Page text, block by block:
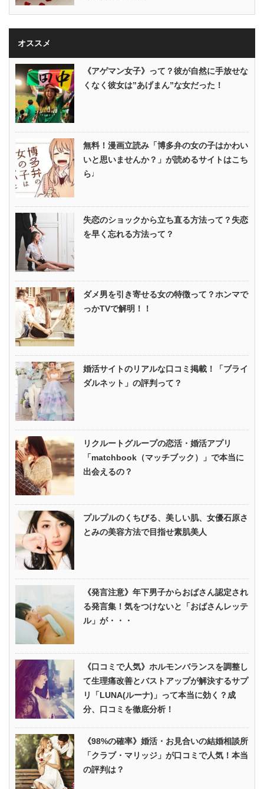
オススメ
《アゲマン女子》って？彼が自然に手放せな
くなく彼女は”あげまん”な女だった！
無料！漫画立読み「博多弁の女の子はかわい
いと思いませんか？」が読めるサイトはこち
ら♩
失恋のショックから立ち直る方法って？失恋
を早く忘れる方法って？
ダメ男を引き寄せる女の特徴って？ホンマで
っかTVで解明！！
婚活サイトのリアルな口コミ掲載！「ブライ
ダルネット」の評判って？
リクルートグループの恋活・婚活アプリ
「matchbook（マッチブック）」で本当に
出会えるの？
プルプルのくちびる、美しい肌、女優石原さ
とみの美容方法で目指せ素肌美人
《発言注意》年下男子からおばさん認定され
る発言集！気をつけないと「おばさんレッテ
ル」が・・・
《口コミで人気》ホルモンバランスを調整し
て生理痛改善とバストアップが解決するサプ
リ「LUNA(ルーナ)」って本当に効く？成
分、口コミを徹底分析！
《98%の確率》婚活・お見合いの結婚相談所
「クラブ・マリッジ」が口コミで人気！本当
の評判は？